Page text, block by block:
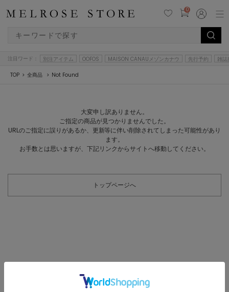
0
注目ワード： 別注アイテム OOFOS MAISON CANAUメゾンカナウ 先行予約 雑誌
TOP 全商品 Not Found
大変申し訳ありません。
ご指定の商品が見つかりませんでした。
URLのご指定に誤りがあるか、更新等に伴い削除されてしまった可能性があり
ます。
お手数とは思いますが、下記リンクからサイトへ移動してください。
トップページへ